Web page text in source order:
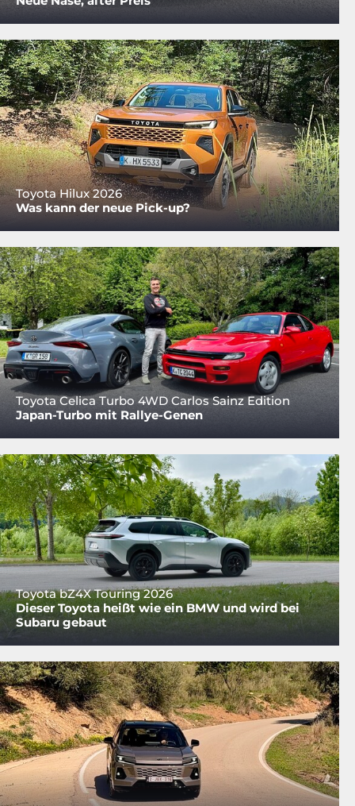
Toyota Hilux 2026
Was kann der neue Pick-up?
Toyota Celica Turbo 4WD Carlos Sainz Edition
Japan-Turbo mit Rallye-Genen
Toyota bZ4X Touring 2026
Dieser Toyota heißt wie ein BMW und wird bei
Subaru gebaut